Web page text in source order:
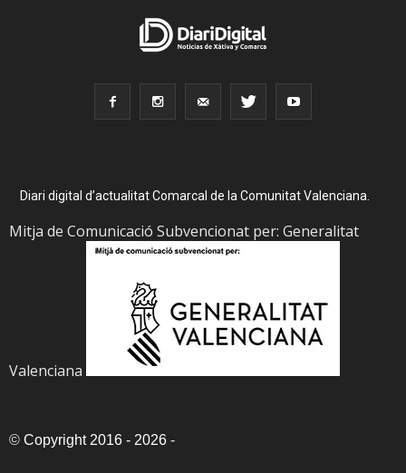
Diari digital d’actualitat Comarcal de la Comunitat Valenciana.
Mitja de Comunicació Subvencionat per: Generalitat
Valenciana
© Copyright 2016 - 2026 -